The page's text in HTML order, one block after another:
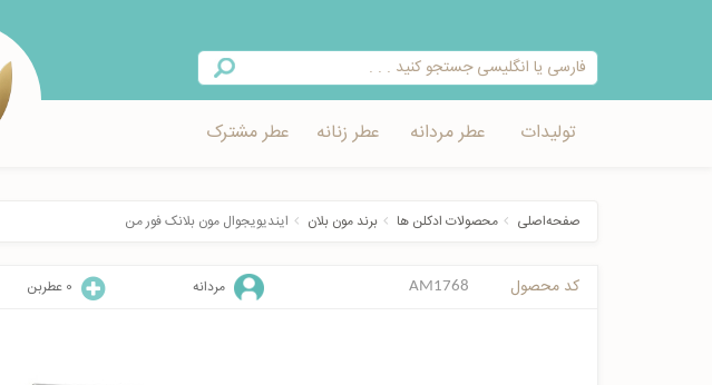
تولیدات عطر مردانه عطر زنانه عطر مشترک
صفحه‌اصلی محصولات ادکلن ها برند مون بلان ایندیویجوال مون بلانک فور من
کد محصول AM1768 مردانه 0 عطربن